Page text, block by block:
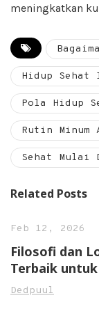
meningkatkan
Hidup Sehat
Pola Hidup
Rutin
Sehat Mulai
Related Posts
Feb 12, 2026
Filosofi dan
Terbaik
Detox Indie
Dedpuul